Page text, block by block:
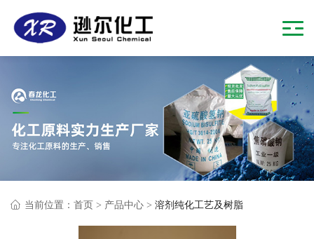
当前位置： 首页 > 产品中心 > 溶剂纯化工艺及树脂